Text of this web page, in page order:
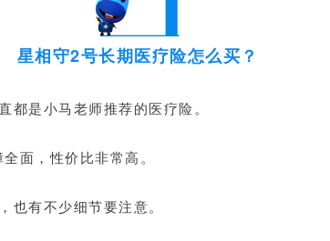
星相守2号长期医疗险怎么买？
都是小马老师推荐的医疗险。
面，性价比非常高。
也有不少细节要注意。